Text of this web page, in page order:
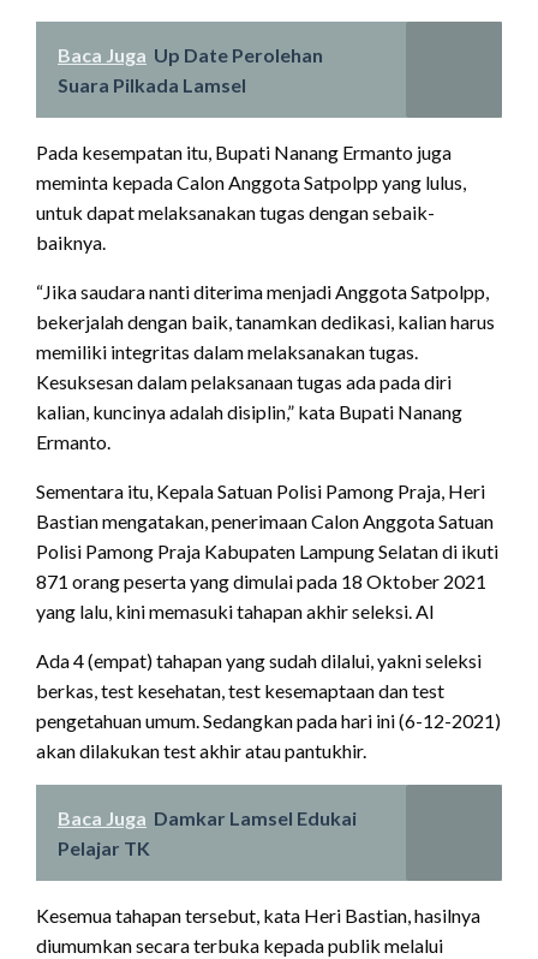
Baca Juga Up Date Perolehan
Suara Pilkada Lamsel
Pada kesempatan itu, Bupati Nanang Ermanto juga
meminta kepada Calon Anggota Satpolpp yang lulus,
untuk dapat melaksanakan tugas dengan sebaik-
baiknya.
“Jika saudara nanti diterima menjadi Anggota Satpolpp,
bekerjalah dengan baik, tanamkan dedikasi, kalian harus
memiliki integritas dalam melaksanakan tugas.
Kesuksesan dalam pelaksanaan tugas ada pada diri
kalian, kuncinya adalah disiplin,” kata Bupati Nanang
Ermanto.
Sementara itu, Kepala Satuan Polisi Pamong Praja, Heri
Bastian mengatakan, penerimaan Calon Anggota Satuan
Polisi Pamong Praja Kabupaten Lampung Selatan di ikuti
871 orang peserta yang dimulai pada 18 Oktober 2021
yang lalu, kini memasuki tahapan akhir seleksi. Al
Ada 4 (empat) tahapan yang sudah dilalui, yakni seleksi
berkas, test kesehatan, test kesemaptaan dan test
pengetahuan umum. Sedangkan pada hari ini (6-12-2021)
akan dilakukan test akhir atau pantukhir.
Baca Juga Damkar Lamsel Edukai
Pelajar TK
Kesemua tahapan tersebut, kata Heri Bastian, hasilnya
diumumkan secara terbuka kepada publik melalui